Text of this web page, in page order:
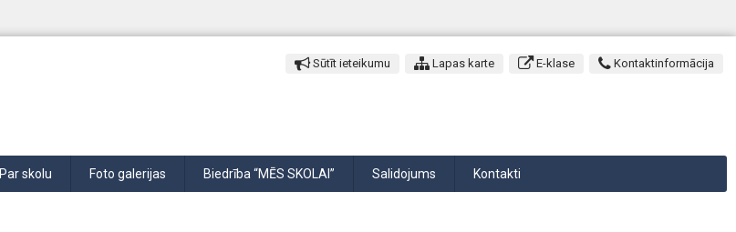
Sūtīt ieteikumu Lapas karte E-klase Kontaktinformācija
Par skolu Foto galerijas Biedrība “MĒS SKOLAI” Salidojums Kontakti